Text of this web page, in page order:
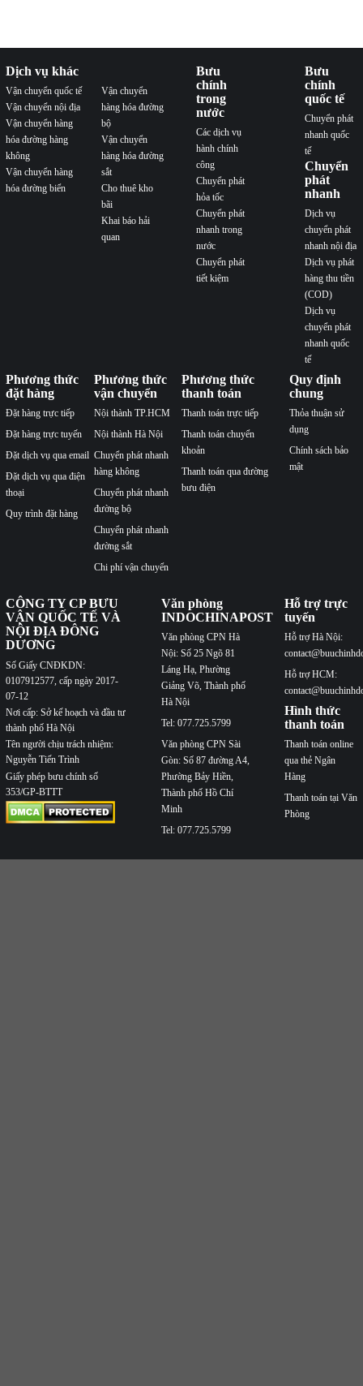
Dịch vụ khác
Vận chuyển quốc tế
Vận chuyển nội địa
Vận chuyển hàng
hóa đường hàng
không
Vận chuyển hàng
hóa đường biển
Vận chuyển
hàng hóa đường
bộ
Vận chuyển
hàng hóa đường
sắt
Cho thuê kho
bãi
Khai báo hải
quan
Bưu
chính
trong
nước
Các dịch vụ
hành chính
công
Chuyển phát
hỏa tốc
Chuyển phát
nhanh trong
nước
Chuyển phát
tiết kiệm
Bưu
chính
quốc tế
Chuyển phát
nhanh quốc
tế
Chuyển
phát
nhanh
Dịch vụ
chuyển phát
nhanh nội địa
Dịch vụ phát
hàng thu tiền
(COD)
Dịch vụ
chuyển phát
nhanh quốc
tế
Phương thức
đặt hàng
Đặt hàng trực tiếp
Đặt hàng trực tuyến
Đặt dịch vụ qua email
Đặt dịch vụ qua điện
thoại
Quy trình đặt hàng
Phương thức
vận chuyển
Nội thành TP.HCM
Nội thành Hà Nội
Chuyển phát nhanh
hàng không
Chuyển phát nhanh
đường bộ
Chuyển phát nhanh
đường sắt
Chi phí vận chuyển
Phương thức
thanh toán
Thanh toán trực tiếp
Thanh toán chuyển
khoản
Thanh toán qua đường
bưu điện
Quy định
chung
Thỏa thuận sử
dụng
Chính sách bảo
mật
CÔNG TY CP BƯU
VẬN QUỐC TẾ VÀ
NỘI ĐỊA ĐÔNG
DƯƠNG
Số Giấy CNĐKDN:
0107912577, cấp ngày 2017-
07-12
Nơi cấp: Sở kế hoạch và đầu tư
thành phố Hà Nội
Tên người chịu trách nhiệm:
Nguyễn Tiến Trình
Giấy phép bưu chính số
353/GP-BTTT
Văn phòng
INDOCHINAPOST
Văn phòng CPN Hà
Nội: Số 25 Ngõ 81
Láng Hạ, Phường
Giảng Võ, Thành phố
Hà Nội
Tel: 077.725.5799
Văn phòng CPN Sài
Gòn: Số 87 đường A4,
Phường Bảy Hiền,
Thành phố Hồ Chí
Minh
Tel: 077.725.5799
Hỗ trợ trực
tuyến
Hỗ trợ Hà Nội:
Hỗ trợ HCM:
Hình thức
thanh toán
Thanh toán online
qua thẻ Ngân
Hàng
Thanh toán tại Văn
Phòng